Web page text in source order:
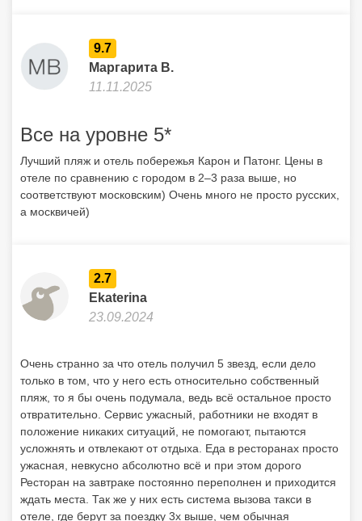
9.7
Маргарита В.
11.11.2025
Все на уровне 5*
Лучший пляж и отель побережья Карон и Патонг. Цены в
отеле по сравнению с городом в 2–3 раза выше, но
соответствуют московским) Очень много не просто русских,
а москвичей)
2.7
Ekaterina
23.09.2024
Очень странно за что отель получил 5 звезд, если дело
только в том, что у него есть относительно собственный
пляж, то я бы очень подумала, ведь всё остальное просто
отвратительно. Сервис ужасный, работники не входят в
положение никаких ситуаций, не помогают, пытаются
усложнять и отвлекают от отдыха. Еда в ресторанах просто
ужасная, невкусно абсолютно всё и при этом дорого
Ресторан на завтраке постоянно переполнен и приходится
ждать места. Так же у них есть система вызова такси в
отеле, где берут за поездку 3х выше, чем обычная